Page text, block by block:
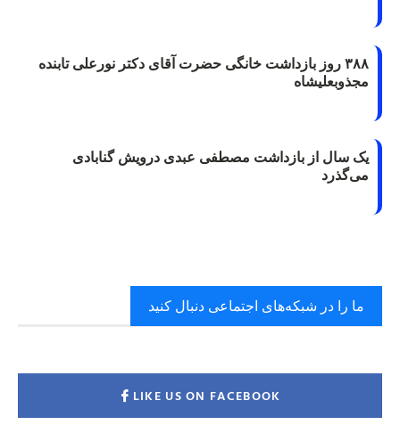
۳۸۸ روز بازداشت خانگی حضرت آقای دکتر نورعلی تابنده
مجذوبعلیشاه
یک سال از بازداشت مصطفی عبدی درویش گنابادی
می‌گذرد
ما را در شبکه‌های اجتماعی دنبال کنید
LIKE US ON FACEBOOK